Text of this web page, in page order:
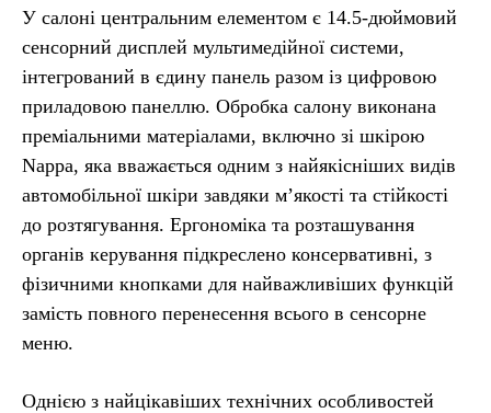
У салоні центральним елементом є 14.5-дюймовий
сенсорний дисплей мультимедійної системи,
інтегрований в єдину панель разом із цифровою
приладовою панеллю. Обробка салону виконана
преміальними матеріалами, включно зі шкірою
Nappa, яка вважається одним з найякісніших видів
автомобільної шкіри завдяки м’якості та стійкості
до розтягування. Ергономіка та розташування
органів керування підкреслено консервативні, з
фізичними кнопками для найважливіших функцій
замість повного перенесення всього в сенсорне
меню.
Однією з найцікавіших технічних особливостей